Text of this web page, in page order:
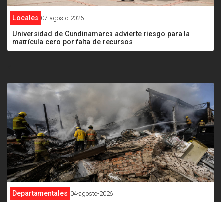
Locales 07-agosto-2026
Universidad de Cundinamarca advierte riesgo para la
matrícula cero por falta de recursos
Departamentales 04-agosto-2026